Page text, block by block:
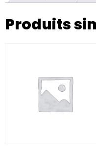
Produits